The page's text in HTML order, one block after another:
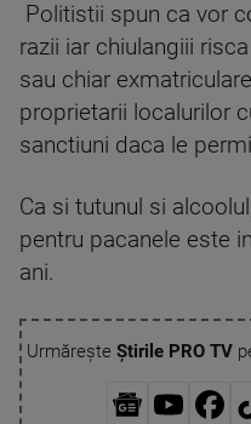
Politistii spun ca vor
razii iar chiulangiii
sau chiar
proprietarii localurilor
sanctiuni daca le
Ca si tutunul si
pentru pacanele este
ani.
Urmărește Știrile PRO TV